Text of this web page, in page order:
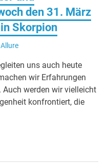
den 31. März
Skorpion
Allure
uns auch heute
wir Erfahrungen
werden wir vielleicht
konfrontiert, die